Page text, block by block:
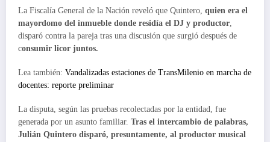
La Fiscalía General de la Nación reveló que Quintero, quien era el
mayordomo del inmueble donde residía el DJ y productor
disparó contra la pareja tras una discusión que surgió después de
consumir licor juntos.
Lea también: Vandalizadas estaciones de TransMilenio en marcha de
docentes: reporte preliminar
La disputa, según las pruebas recolectadas por la entidad, fue
generada por un asunto familiar. Tras el intercambio de palabras,
Julián Quintero disparó, presuntamente, al productor musical